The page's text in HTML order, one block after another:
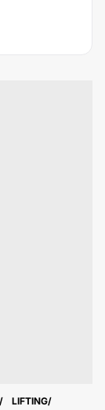
LIFTING